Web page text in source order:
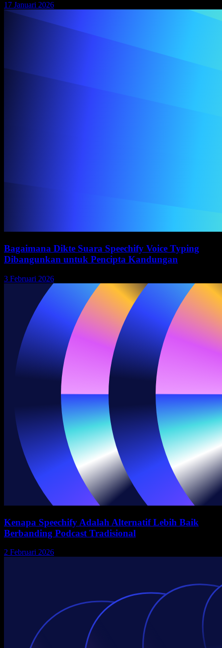
17 Januari 2026
Bagaimana Dikte Suara Speechify Voice Typing
Dibangunkan untuk Pencipta Kandungan
3 Februari 2026
Kenapa Speechify Adalah Alternatif Lebih Baik
Berbanding Podcast Tradisional
2 Februari 2026